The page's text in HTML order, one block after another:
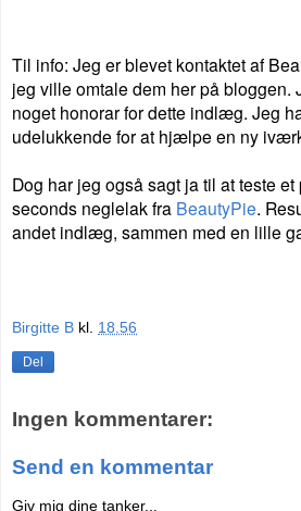
Til info: Jeg er blevet kontaktet af
jeg ville omtale dem her på bloggen.
noget honorar for dette indlæg. Jeg
udelukkende for at hjælpe en ny
Dog har jeg også sagt ja til at teste et
seconds neglelak fra BeautyPie.
andet indlæg, sammen med en lille
Birgitte B kl. 18.56
Del
Ingen kommentarer:
Send en kommentar
Giv mig dine tanker...